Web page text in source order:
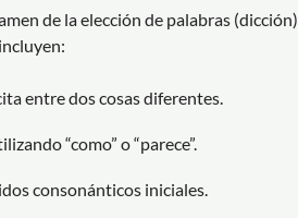
de la elección de palabras
entre dos cosas diferentes.
“como” o “parece”.
consonánticos iniciales.